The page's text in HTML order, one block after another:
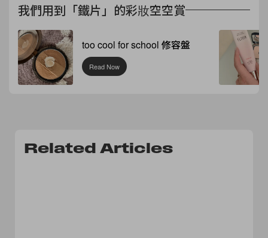
我們用到「鐵片」的彩妝空空賞
too cool for school 修容盤
Read Now
Related Articles